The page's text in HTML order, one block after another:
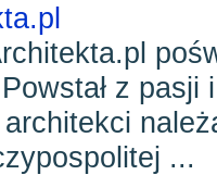
z pasji
...